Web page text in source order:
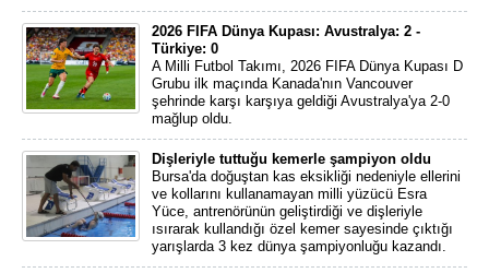
2026 FIFA Dünya Kupası: Avustralya: 2 -
Türkiye: 0
A Milli Futbol Takımı, 2026 FIFA Dünya Kupası D
Grubu ilk maçında Kanada'nın Vancouver
şehrinde karşı karşıya geldiği Avustralya'ya 2-0
mağlup oldu.
Dişleriyle tuttuğu kemerle şampiyon oldu
Bursa'da doğuştan kas eksikliği nedeniyle ellerini
ve kollarını kullanamayan milli yüzücü Esra
Yüce, antrenörünün geliştirdiği ve dişleriyle
ısırarak kullandığı özel kemer sayesinde çıktığı
yarışlarda 3 kez dünya şampiyonluğu kazandı.